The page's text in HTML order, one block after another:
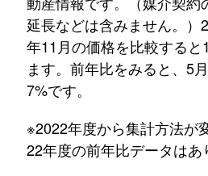
延長などは含みません。）
年11月の価格を比較する
ます。前年比をみると、5
7%です。
※2022年度から集計方法が
22年度の前年比データはあ